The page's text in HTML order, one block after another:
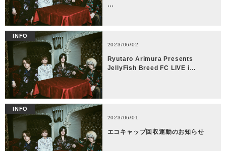
…
INFO
2023/06/02
Ryutaro Arimura Presents
JellyFish Breed FC LIVE i…
INFO
2023/06/01
エコキャップ回収運動のお知らせ